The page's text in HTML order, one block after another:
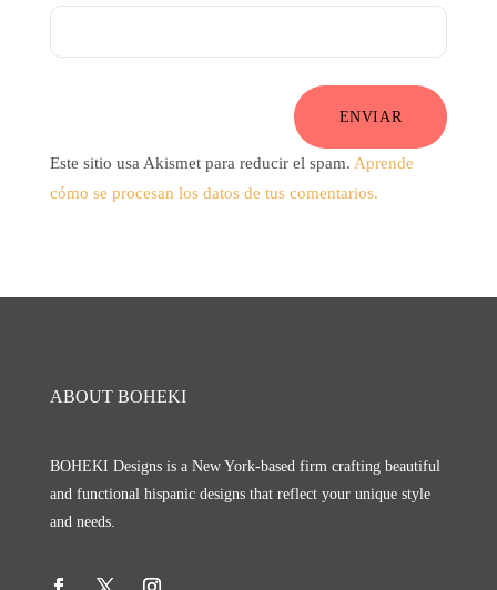
ENVIAR
Este sitio usa Akismet para reducir el spam. Aprende
cómo se procesan los datos de tus comentarios.
ABOUT BOHEKI
BOHEKI Designs is a New York-based firm crafting beautiful
and functional hispanic designs that reflect your unique style
and needs.